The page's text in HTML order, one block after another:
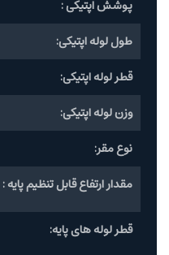
پوشش اپتیکی :
طول لوله اپتیکی:
قطر لوله اپتیکی:
وزن لوله اپتیکی:
نوع مقر:
مقدار ارتفاع قابل تنظیم پایه :
قطر لوله های پایه: